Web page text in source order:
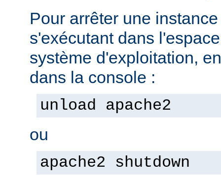
Pour arrêter une
s'exécutant dans
système d'exploitation,
dans la console :
unload apache2
ou
apache2 shutdown